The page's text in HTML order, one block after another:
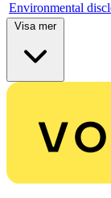
Environmental
Visa mer